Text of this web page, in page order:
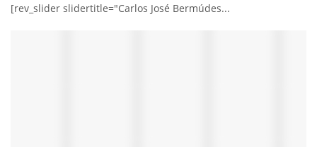
[rev_slider slidertitle="Carlos José Bermúdes...